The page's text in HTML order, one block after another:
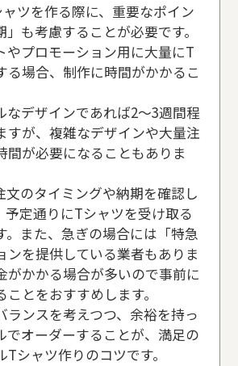
ツを作る際に、重要なポイン
」も考慮することが必要です。
やプロモーション用に大量にT
る場合、制作に時間がかかるこ
なデザインであれば2〜3週間程
すが、複雑なデザインや大量注
間が必要になることもありま
文のタイミングや納期を確認し
予定通りにTシャツを受け取る
。また、急ぎの場合には「特急
ンを提供している業者もありま
がかかる場合が多いので事前に
とをおすすめします。
ランスを考えつつ、余裕を持っ
でオーダーすることが、満足の
シャツ作りのコツです。